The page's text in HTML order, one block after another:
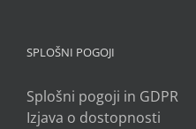
SPLOŠNI POGOJI
Splošni pogoji in GDPR
Izjava o dostopnosti